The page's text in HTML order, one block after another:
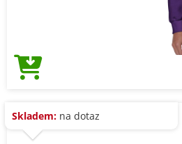
Skladem: na dotaz